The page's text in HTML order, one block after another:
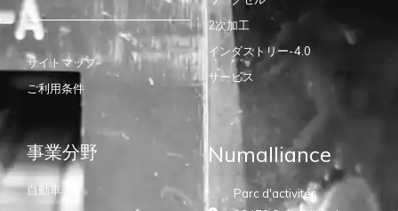
サイトマップ
ご利用条件
2次加工
インダストリー-4.0
サービス
事業分野
自動車
Numalliance
Parc d'activités